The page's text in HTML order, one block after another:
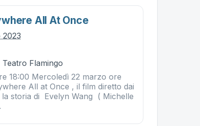
All At Once
2023
Flamingo
18:00 Mercoledì 22 marzo ore
All at Once , il film diretto dai
storia di Evelyn Wang ( Michelle